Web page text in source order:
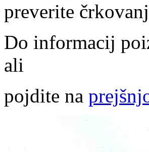
preverite
Do informacij
ali
pojdite na